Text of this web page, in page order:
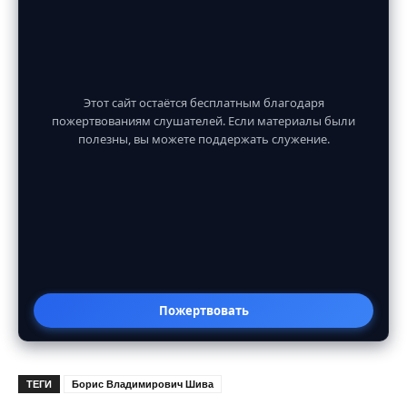
Этот сайт остаётся бесплатным благодаря
пожертвованиям слушателей. Если материалы были
полезны, вы можете поддержать служение.
Пожертвовать
ТЕГИ Борис Владимирович Шива